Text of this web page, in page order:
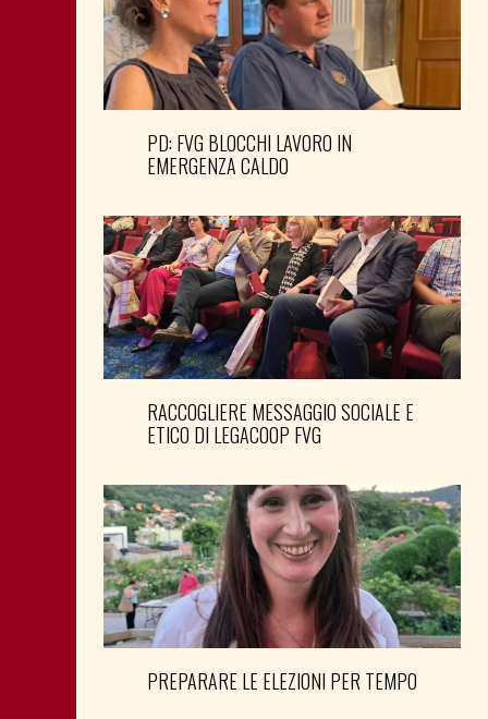
PD: FVG BLOCCHI LAVORO IN
EMERGENZA CALDO
RACCOGLIERE MESSAGGIO SOCIALE E
ETICO DI LEGACOOP FVG
PREPARARE LE ELEZIONI PER TEMPO